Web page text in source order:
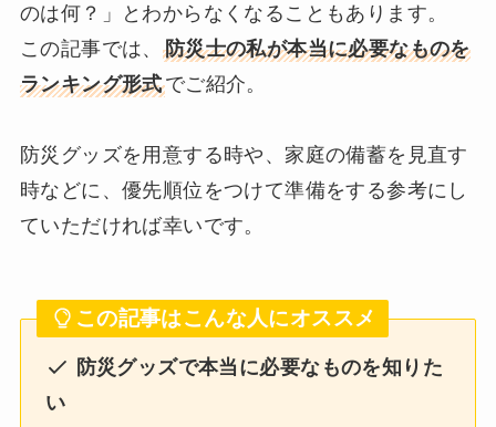
のは何？」とわからなくなることもあります。
この記事では、 防災士の私が本当に必要なものを
ランキング形式でご紹介。
防災グッズを用意する時や、家庭の備蓄を見直す
時などに、優先順位をつけて準備をする参考にし
ていただければ幸いです。
この記事はこんな人にオススメ
防災グッズで本当に必要なものを知りた
い